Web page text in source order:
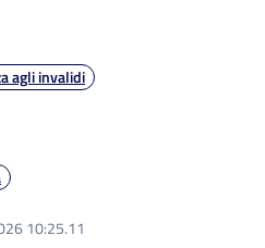
agli invalidi
10:25.11